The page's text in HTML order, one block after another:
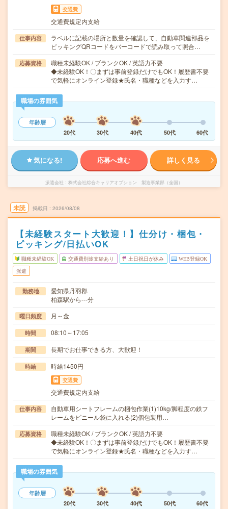
交通費
交通費規定内支給
仕事内容
ラベルに記載の場所と数量を確認して、自動車関連部品を
ピッキングQRコードをバーコードで読み取って照合…
応募資格
職種未経験OK / ブランクOK / 英語力不要
◆未経験OK！〇まずは事前登録だけでもOK！履歴書不要
で気軽にオンライン登録★氏名・職種などを入力す…
職場の雰囲気
年齢層
20代
30代 40代 50代 60代
気になる! 応募へ進む 詳しく見る
派遣会社 株式会社綜合キャリアオプション 製造事業部（全国）
未読 掲載日 2026/08/08
【未経験スタート大歓迎！】仕分け・梱包・
ピッキング/日払いOK
職種未経験OK 交通費別途支給あり 土日祝日が休み WEB登録OK
派遣
勤務地
愛知県丹羽郡
柏森駅から---分
曜日頻度 月～金
時間 08:10～17:05
期間 長期でお仕事できる方、大歓迎！
時給 時給1450円
交通費
交通費規定内支給
仕事内容
自動車用シートフレームの梱包作業(1)10kg/脚程度の鉄フ
レームをビニール袋に入れる(2)個包装用…
応募資格
職種未経験OK / ブランクOK / 英語力不要
◆未経験OK！〇まずは事前登録だけでもOK！履歴書不要
で気軽にオンライン登録★氏名・職種などを入力す…
職場の雰囲気
年齢層
20代
30代 40代 50代 60代